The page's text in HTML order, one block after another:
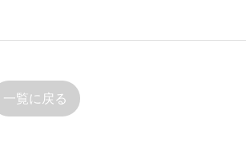
一覧に戻る